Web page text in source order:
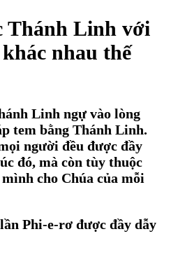
Thánh Linh với
nhau thế
Linh ngự vào lòng
tem bằng Thánh Linh.
người đều được đầy
đó, mà còn tùy thuộc
cho Chúa của mỗi
Phi-e-rơ được đầy dẫy